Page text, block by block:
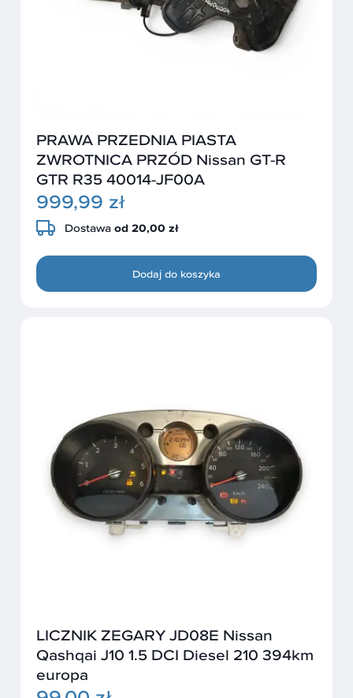
PRAWA PRZEDNIA PIASTA
ZWROTNICA PRZÓD Nissan GT-R
GTR R35 40014-JF00A
999,99 zł
Dostawa od 20,00 zł
Dodaj do koszyka
LICZNIK ZEGARY JD08E Nissan
Qashqai J10 1.5 DCI Diesel 210 394km
europa